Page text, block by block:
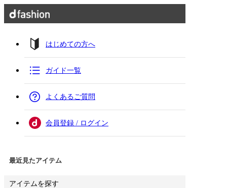
はじめての方へ
ガイド一覧
よくあるご質問
会員登録 / ログイン
最近見たアイテム
アイテムを探す